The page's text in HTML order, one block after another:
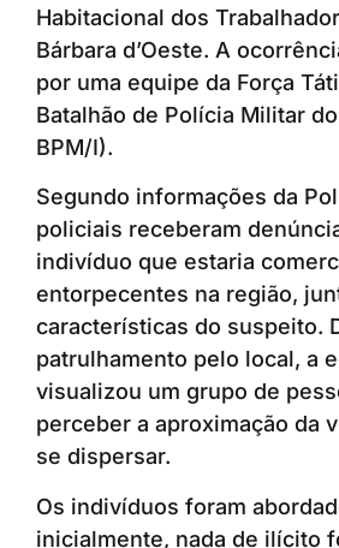
Habitacional dos
Bárbara d’Oeste. A
por uma equipe da Força
Batalhão de Polícia Militar
BPM/I).
Segundo informações da
policiais receberam
indivíduo que estaria
entorpecentes na região,
características do suspeito.
patrulhamento pelo local, a
visualizou um grupo de
perceber a aproximação da
se dispersar.
Os indivíduos foram
inicialmente, nada de ilícito